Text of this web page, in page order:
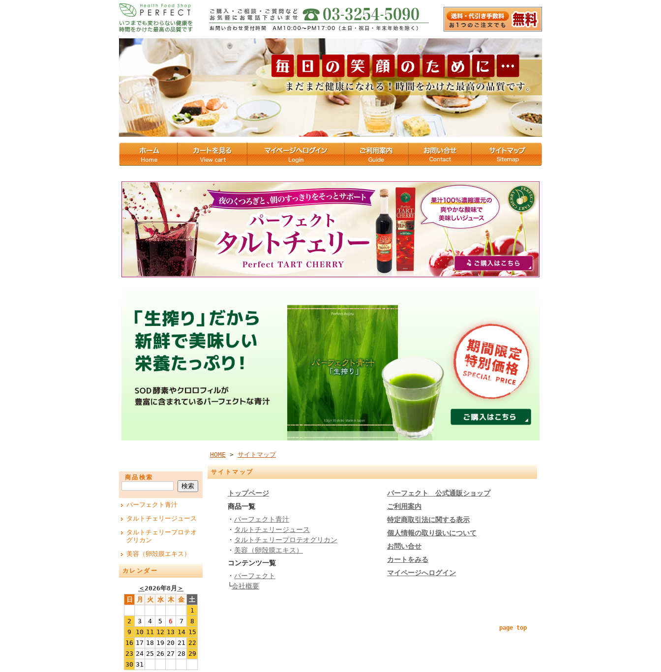
商品検索
パーフェクト青汁
タルトチェリージュース
タルトチェリープロテオ
グリカン
美容（卵殻膜エキス）
カレンダー
＜2026年8月 ＞
日
月 火 水 木 金 土
1
2
3 4 5 6 7
8
9
10 11 12 13 14 15
16 17 18 19 20 21 22
23 24 25 26 27 28 29
30 31
HOME > サイトマップ
サイトマップ
トップページ
商品一覧
・ パーフェクト青汁
・ タルトチェリージュース
・ タルトチェリープロテオグリカン
・ 美容（卵殻膜エキス）
コンテンツ一覧
・ パーフェクト
└会社概要
パーフェクト 公式通販ショップ
ご利用案内
特定商取引法に関する表示
個人情報の取り扱いについて
お問い合せ
カートをみる
マイページへログイン
page top